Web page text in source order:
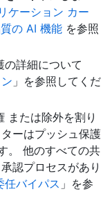
ケーション カー
の AI 機能 を参照
の詳細について
」を参照してくだ
または除外を割り
ーはプッシュ保護
。 他のすべての共
認プロセスがあり
任バイパス 」を参